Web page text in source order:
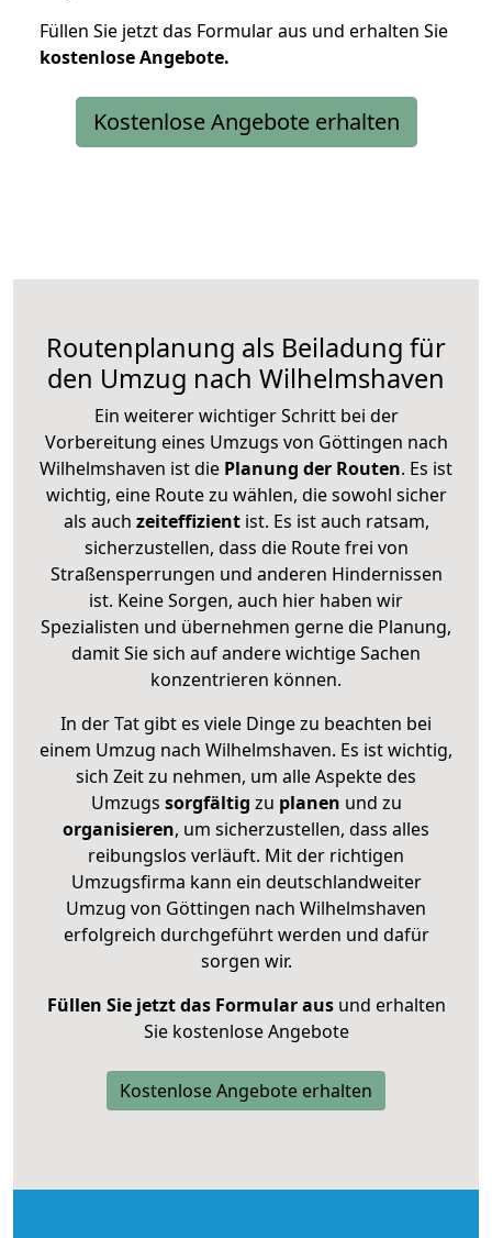
Füllen Sie jetzt das Formular aus und erhalten Sie
kostenloseAngebote.
Kostenlose Angebote erhalten
Routenplanung als Beiladung für
den Umzug nach Wilhelmshaven
Ein weiterer wichtiger Schritt bei der
Vorbereitung eines Umzugs von Göttingen nach
Wilhelmshaven ist die Planung der Routen. Es ist
wichtig, eine Route zu wählen, die sowohl sicher
als auch zeiteffizientist. Es ist auch ratsam,
sicherzustellen, dass die Route frei von
Straßensperrungen und anderen Hindernissen
ist. Keine Sorgen, auch hier haben wir
Spezialisten und übernehmen gerne die Planung,
damit Sie sich auf andere wichtige Sachen
konzentrieren können.
In der Tat gibt es viele Dinge zu beachten bei
einem Umzug nach Wilhelmshaven. Es ist wichtig,
sich Zeit zu nehmen, um alle Aspekte des
Umzugs sorgfältig zu planen und zu
organisieren, um sicherzustellen, dass alles
reibungslos verläuft. Mit der richtigen
Umzugsfirma kann ein deutschlandweiter
Umzug von Göttingen nach Wilhelmshaven
erfolgreich durchgeführt werden und dafür
sorgen wir.
Füllen Sie jetzt das Formular ausund erhalten
Sie kostenlose Angebote
Kostenlose Angebote erhalten